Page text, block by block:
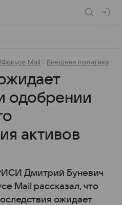
Mail Внешняя политика
одобрении
активов
Дмитрий Буневич
Mail рассказал, что
ожидает